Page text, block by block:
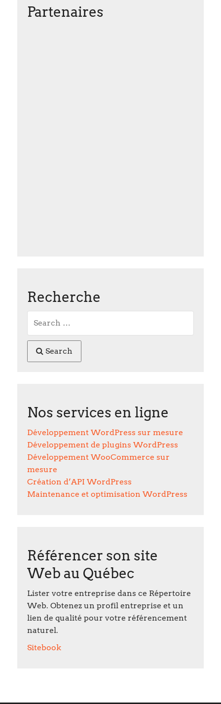
Partenaires
Recherche
Search
Nos services en ligne
Développement WordPress sur mesure
Développement de plugins WordPress
Développement WooCommerce sur
mesure
Création d’API WordPress
Maintenance et optimisation WordPress
Référencer son site
Web au Québec
Lister votre entreprise dans ce Répertoire
Web. Obtenez un profil entreprise et un
lien de qualité pour votre référencement
naturel.
Sitebook